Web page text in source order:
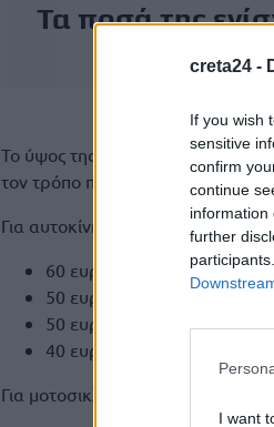
creta24 -
If you wish
sensitive
confirm
continue
information
further
I want
Τα ποσά της
Το ύψος της ενίσχυσης εξαρτάται
τον τρόπο πληρωμής.
Για αυτοκίνητα:
60 ευρώ με ψηφιακή κάρτα
50 ευρώ με IBAN σε
50 ευρώ με ψηφιακή κάρτα
40 ευρώ με IBAN στην
Για μοτοσικλέτες / μοτοποδήλατα: